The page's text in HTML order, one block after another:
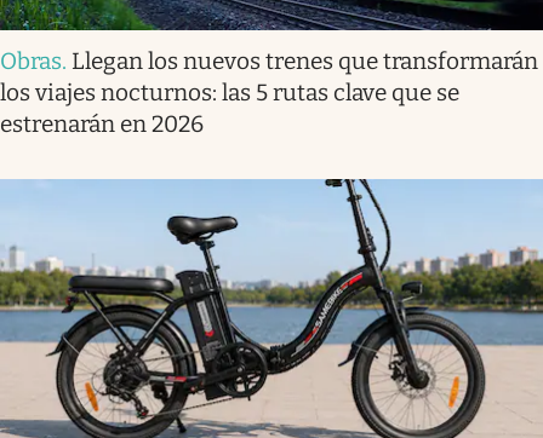
Obras. Llegan los nuevos trenes que transformarán
los viajes nocturnos: las 5 rutas clave que se
estrenarán en 2026